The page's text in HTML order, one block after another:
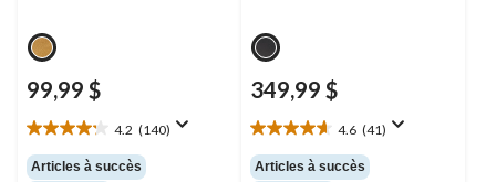
99,99 $
4.2 (140)
4.2
étoile(s)
Articles à succès
349,99 $
4.6 (41)
4.6
étoile(s)
Articles à succès